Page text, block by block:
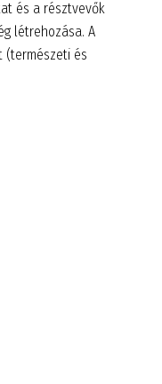
és a résztvevők
létrehozása. A
(természeti és